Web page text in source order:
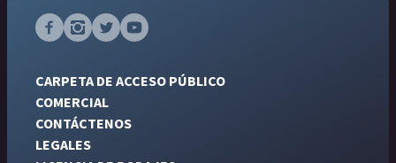
CARPETA DE ACCESO PÚBLICO
COMERCIAL
CONTÁCTENOS
LEGALES